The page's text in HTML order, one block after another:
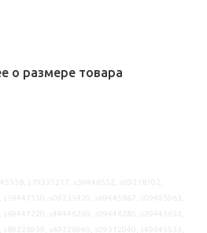
о размере товара